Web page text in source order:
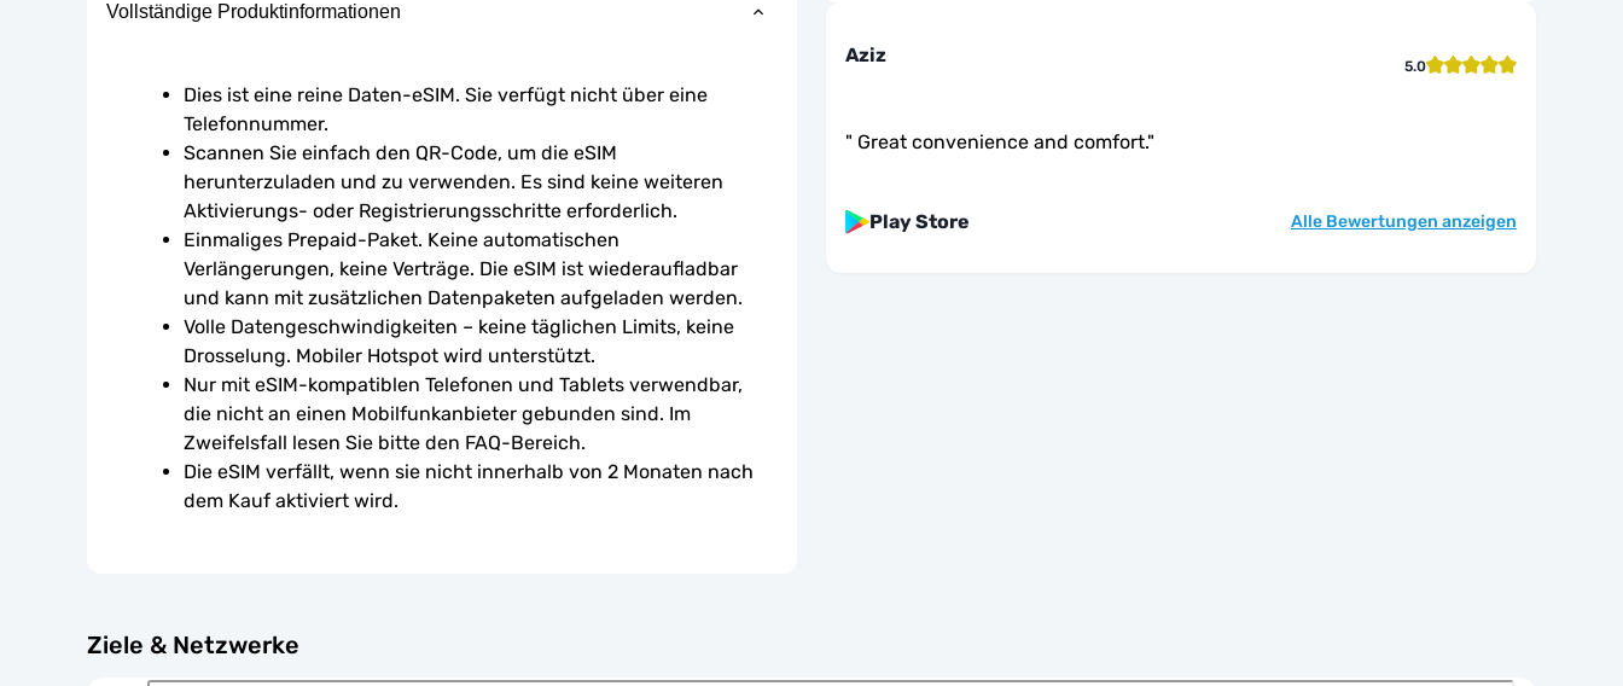
Vollständige Produktinformationen
Dies ist eine reine Daten-eSIM. Sie verfügt nicht über eine
Telefonnummer.
Scannen Sie einfach den QR-Code, um die eSIM
herunterzuladen und zu verwenden. Es sind keine weiteren
Aktivierungs- oder Registrierungsschritte erforderlich.
Einmaliges Prepaid-Paket. Keine automatischen
Verlängerungen, keine Verträge. Die eSIM ist wiederaufladbar
und kann mit zusätzlichen Datenpaketen aufgeladen werden.
Volle Datengeschwindigkeiten – keine täglichen Limits, keine
Drosselung. Mobiler Hotspot wird unterstützt.
Nur mit eSIM-kompatiblen Telefonen und Tablets verwendbar,
die nicht an einen Mobilfunkanbieter gebunden sind. Im
Zweifelsfall lesen Sie bitte den FAQ-Bereich.
Die eSIM verfällt, wenn sie nicht innerhalb von 2 Monaten nach
dem Kauf aktiviert wird.
Ziele & Netzwerke
Aziz 5.0
" Great convenience and comfort."
Play Store Alle Bewertungen anzeigen